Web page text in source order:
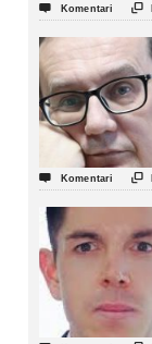
 Komentari 
 Komentari 